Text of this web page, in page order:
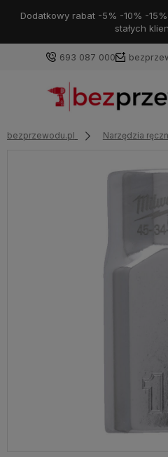
Dodatkowy rabat -5% -10% -
stałych
693 087 000
bezprzewodu.pl Narzędzia